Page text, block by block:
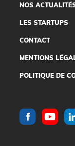
NOS
LES STARTUPS
CONTACT
MENTIONS
POLITIQUE DE